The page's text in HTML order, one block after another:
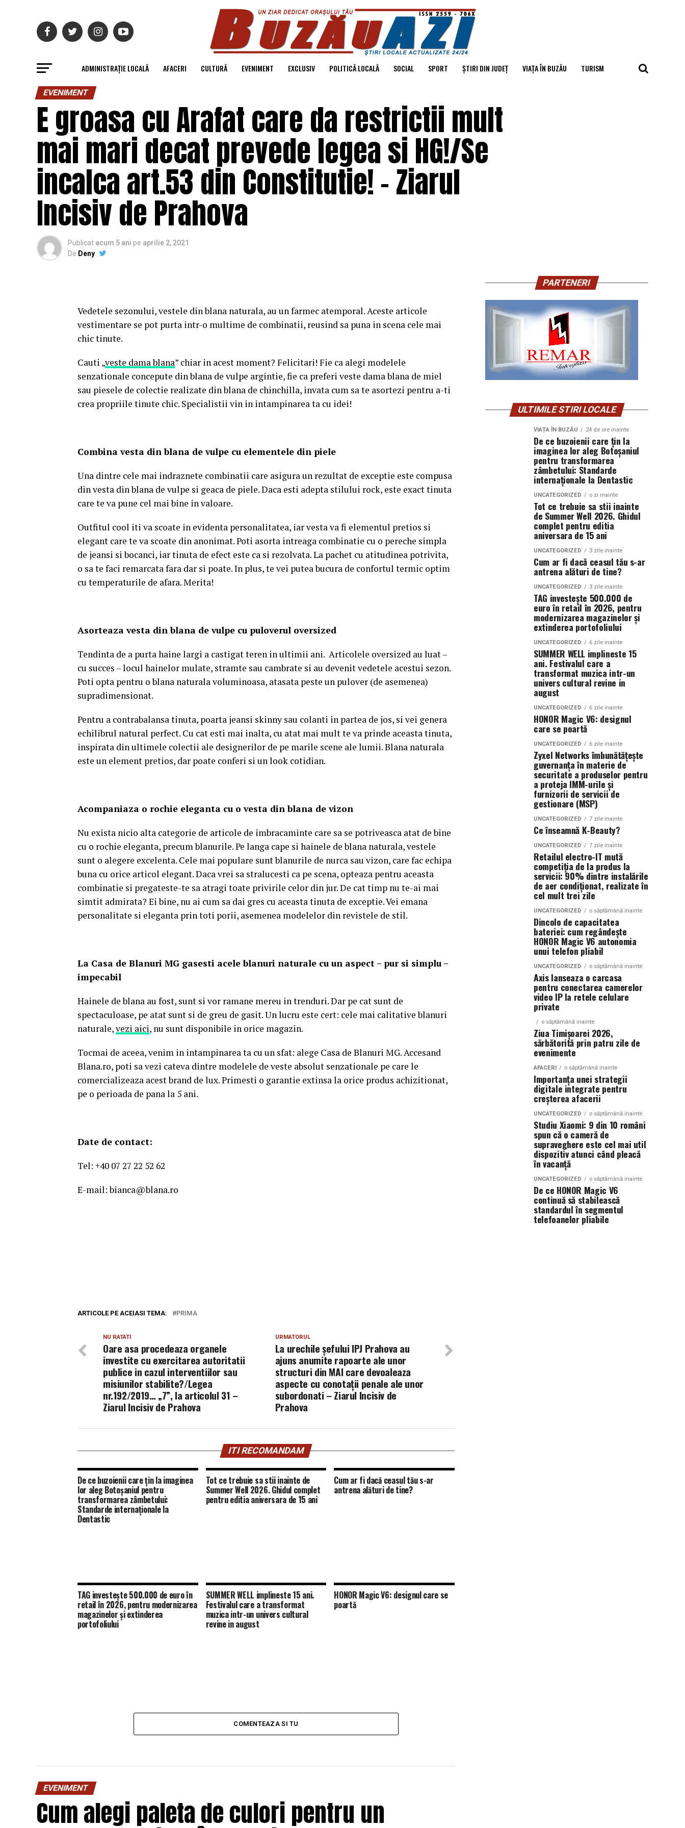
ADMINISTRAȚIE LOCALĂ AFACERI CULTURĂ EVENIMENT EXCLUSIV POLITICĂ LOCALĂ SOCIAL SPORT ȘTIRI DIN JUDEȚ VIAȚA ÎN BUZĂU TURISM
EVENIMENT
E groasa cu Arafat care da restrictii mult
mai mari decat prevede legea si HG!/Se
incalca art.53 din Constitutie! – Ziarul
Incisiv de Prahova
Publicat acum 5 ani pe aprilie 2, 2021
De Deny
Vedetele sezonului, vestele din blana naturala, au un farmec atemporal. Aceste articole
vestimentare se pot purta intr-o multime de combinatii, reusind sa puna in scena cele mai
chic tinute.
Cauti „veste dama blana” chiar in acest moment? Felicitari! Fie ca alegi modelele
senzationale concepute din blana de vulpe argintie, fie ca preferi veste dama blana de miel
sau piesele de colectie realizate din blana de chinchilla, invata cum sa te asortezi pentru a-ti
crea propriile tinute chic. Specialistii vin in intampinarea ta cu idei!
Combina vesta din blana de vulpe cu elementele din piele
Una dintre cele mai indraznete combinatii care asigura un rezultat de exceptie este compusa
din vesta din blana de vulpe si geaca de piele. Daca esti adepta stilului rock, este exact tinuta
care te va pune cel mai bine in valoare.
Outfitul cool iti va scoate in evidenta personalitatea, iar vesta va fi elementul pretios si
elegant care te va scoate din anonimat. Poti asorta intreaga combinatie cu o pereche simpla
de jeansi si bocanci, iar tinuta de efect este ca si rezolvata. La pachet cu atitudinea potrivita,
o sa te faci remarcata fara dar si poate. In plus, te vei putea bucura de confortul termic optim
cu temperaturile de afara. Merita!
Asorteaza vesta din blana de vulpe cu puloverul oversized
Tendinta de a purta haine largi a castigat teren in ultimii ani. Articolele oversized au luat –
cu succes – locul hainelor mulate, stramte sau cambrate si au devenit vedetele acestui sezon.
Poti opta pentru o blana naturala voluminoasa, atasata peste un pulover (de asemenea)
supradimensionat.
Pentru a contrabalansa tinuta, poarta jeansi skinny sau colanti in partea de jos, si vei genera
echilibrul natural perfect. Cu cat esti mai inalta, cu atat mai mult te va prinde aceasta tinuta,
inspirata din ultimele colectii ale designerilor de pe marile scene ale lumii. Blana naturala
este un element pretios, dar poate conferi si un look cotidian.
Acompaniaza o rochie eleganta cu o vesta din blana de vizon
Nu exista nicio alta categorie de articole de imbracaminte care sa se potriveasca atat de bine
cu o rochie eleganta, precum blanurile. Pe langa cape si hainele de blana naturala, vestele
sunt o alegere excelenta. Cele mai populare sunt blanurile de nurca sau vizon, care fac echipa
buna cu orice articol elegant. Daca vrei sa stralucesti ca pe scena, opteaza pentru aceasta
combinatie si pregateste-te sa atragi toate privirile celor din jur. De cat timp nu te-ai mai
simtit admirata? Ei bine, nu ai cum sa dai gres cu aceasta tinuta de exceptie. Vei emana
personalitate si eleganta prin toti porii, asemenea modelelor din revistele de stil.
La Casa de Blanuri MG gasesti acele blanuri naturale cu un aspect – pur si simplu –
impecabil
Hainele de blana au fost, sunt si vor ramane mereu in trenduri. Dar pe cat sunt de
spectaculoase, pe atat sunt si de greu de gasit. Un lucru este cert: cele mai calitative blanuri
naturale,vezi aici, nu sunt disponibile in orice magazin.
Tocmai de aceea, venim in intampinarea ta cu un sfat: alege Casa de Blanuri MG. Accesand
Blana.ro, poti sa vezi cateva dintre modelele de veste absolut senzationale pe care le
comercializeaza acest brand de lux. Primesti o garantie extinsa la orice produs achizitionat,
pe o perioada de pana la 5 ani.
Date de contact:
Tel: +40 07 27 22 52 62
E-mail: bianca@blana.ro
ARTICOLE PE ACEIASI TEMA: PRIMA
URMATORUL
La urechile șefului IPJ Prahova au
ajuns anumite rapoarte ale unor
structuri din MAI care devoaleaza
aspecte cu conotații penale ale unor
subordonati – Ziarul Incisiv de
Prahova
NU RATATI
Oare asa procedeaza organele
investite cu exercitarea autoritatii
publice in cazul interventiilor sau
misiunilor stabilite?/Legea
nr.192/2019… „7”, la articolul 31 –
Ziarul Incisiv de Prahova
ITI RECOMANDAM
De ce buzoienii care țin la imaginea
lor aleg Botoșaniul pentru
transformarea zâmbetului:
Standarde internaționale la
Dentastic
Tot ce trebuie sa stii inainte de
Summer Well 2026. Ghidul complet
pentru editia aniversara de 15 ani
Cum ar fi dacă ceasul tău s-ar
antrena alături de tine?
TAG investește 500.000 de euro în
retail în 2026, pentru modernizarea
magazinelor și extinderea
portofoliului
SUMMER WELL implineste 15 ani.
Festivalul care a transformat
muzica intr-un univers cultural
revine in august
HONOR Magic V6: designul care se
poartă
COMENTEAZA SI TU
EVENIMENT
Cum alegi paleta de culori pentru un
PARTENERI
ULTIMILE STIRI LOCALE
VIAȚA ÎN BUZĂU 24 de ore inainte
De ce buzoienii care țin la
imaginea lor aleg Botoșaniul
pentru transformarea
zâmbetului: Standarde
internaționale la Dentastic
UNCATEGORIZED o zi inainte
Tot ce trebuie sa stii inainte
de Summer Well 2026. Ghidul
complet pentru editia
aniversara de 15 ani
UNCATEGORIZED 3 zile inainte
Cum ar fi dacă ceasul tău s-ar
antrena alături de tine?
UNCATEGORIZED 3 zile inainte
TAG investește 500.000 de
euro în retail în 2026, pentru
modernizarea magazinelor și
extinderea portofoliului
UNCATEGORIZED 6 zile inainte
SUMMER WELL implineste 15
ani. Festivalul care a
transformat muzica intr-un
univers cultural revine in
august
UNCATEGORIZED 6 zile inainte
HONOR Magic V6: designul
care se poartă
UNCATEGORIZED 6 zile inainte
Zyxel Networks îmbunătățește
guvernanța în materie de
securitate a produselor pentru
a proteja IMM-urile și
furnizorii de servicii de
gestionare (MSP)
UNCATEGORIZED 7 zile inainte
Ce înseamnă K-Beauty?
UNCATEGORIZED 7 zile inainte
Retailul electro-IT mută
competiția de la produs la
servicii: 90% dintre instalările
de aer condiționat, realizate în
cel mult trei zile
UNCATEGORIZED o săptămână inainte
Dincolo de capacitatea
bateriei: cum regândește
HONOR Magic V6 autonomia
unui telefon pliabil
UNCATEGORIZED o săptămână inainte
Axis lanseaza o carcasa
pentru conectarea camerelor
video IP la retele celulare
private
o săptămână inainte
Ziua Timișoarei 2026,
sărbătorită prin patru zile de
evenimente
AFACERI o săptămână inainte
Importanța unei strategii
digitale integrate pentru
creșterea afacerii
UNCATEGORIZED o săptămână inainte
Studiu Xiaomi: 9 din 10 români
spun că o cameră de
supraveghere este cel mai util
dispozitiv atunci când pleacă
în vacanță
UNCATEGORIZED o săptămână inainte
De ce HONOR Magic V6
continuă să stabilească
standardul în segmentul
telefoanelor pliabile